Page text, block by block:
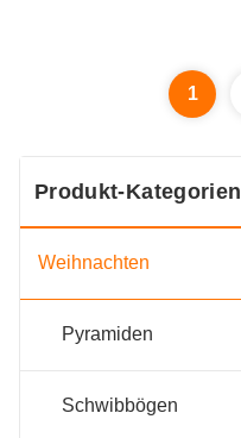
1
Produkt-Kategorien
Weihnachten
Pyramiden
Schwibbögen